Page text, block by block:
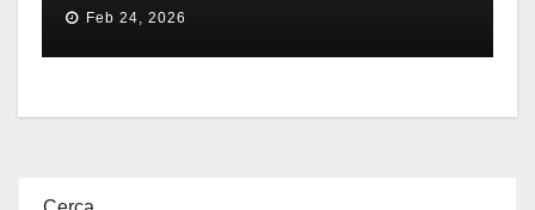
dell’umanità»
Feb 24, 2026